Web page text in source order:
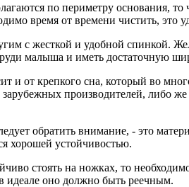
по периметру основания,
время от времени чистить, это
с жесткой и удобной спинкой.
малыша и иметь достаточную
и от крепкого сна, который во
производителей, либо
обратить внимание, - это
хорошей устойчивостью.
стоять на ножках, то
идеале оно должно быть реечным.